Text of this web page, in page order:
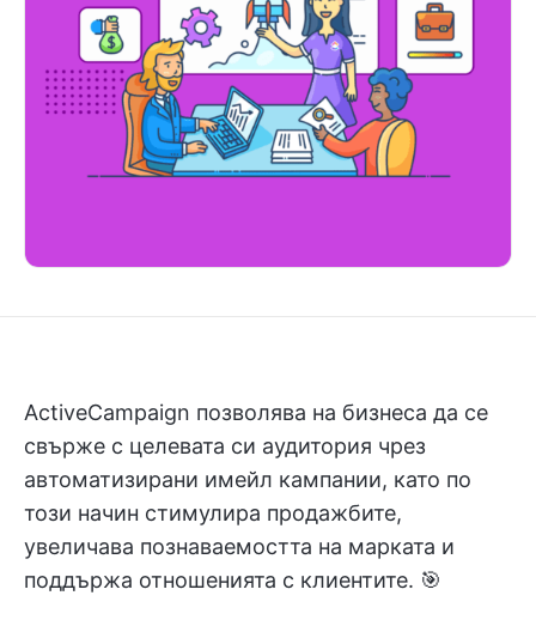
ActiveCampaign позволява на бизнеса да се
свърже с целевата си аудитория чрез
автоматизирани имейл кампании, като по
този начин стимулира продажбите,
увеличава познаваемостта на марката и
поддържа отношенията с клиентите. 🎯